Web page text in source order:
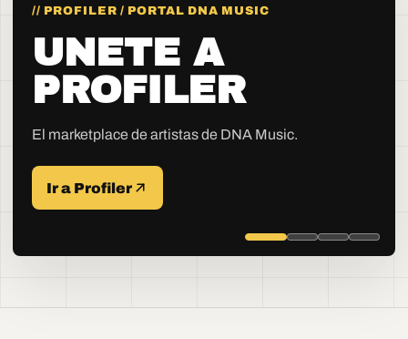
// PROFILER / PORTAL DNA MUSIC
UNETE A
PROFILER
El marketplace de artistas de DNA Music.
Ir a Profiler